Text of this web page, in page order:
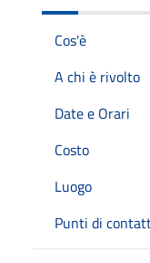
Cos'è
A chi è rivolto
Date e Orari
Costo
Luogo
Punti di